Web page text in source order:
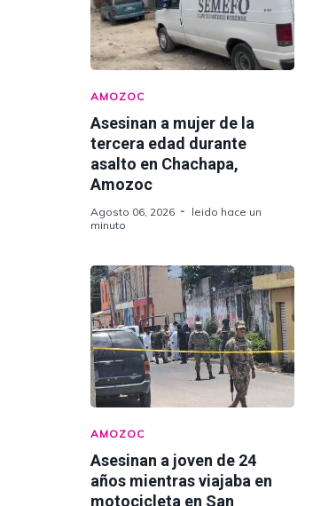
AMOZOC
Asesinan a mujer de la
tercera edad durante
asalto en Chachapa,
Amozoc
Agosto 06, 2026
leido hace un
minuto
AMOZOC
Asesinan a joven de 24
años mientras viajaba en
motocicleta en San